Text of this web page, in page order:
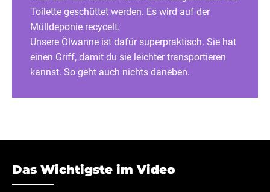
Toilette geschüttet werden. Es wird auf der
Mülldeponie recycelt.
Unsere Ölwanne ist dafür superpraktisch. Sie hat
einen Griff, damit du sie leichter transportieren
kannst. So geht auch nichts daneben.
Das Wichtigste im Video